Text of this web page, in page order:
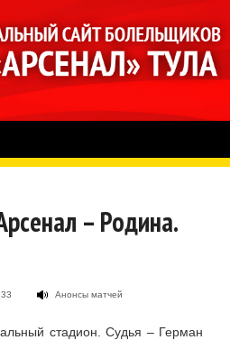
– Родина.
Анонсы матчей
стадион. Судья – Герман